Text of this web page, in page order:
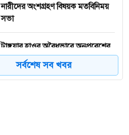
নারীদের অংশগ্রহণ বিষয়ক মতবিনিময়
সভা
টাঙ্গুয়ার হাওর অবৈধভাবে অনুপ্রবেশের
দায়ে ৬ হাউসবোটে কে জরিমানা
সর্বশেষ সব খবর